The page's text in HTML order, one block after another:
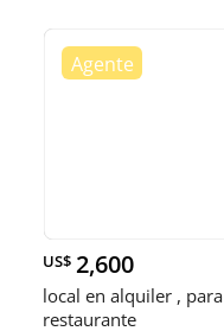
US$ 2,600
local en alquiler , para
restaurante